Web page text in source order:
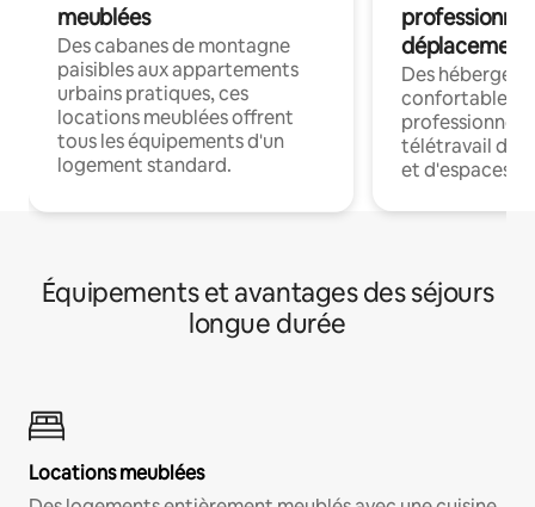
meublées
Des cabanes de montagne
paisibles aux appartements
urbains pratiques, ces
locations meublées offrent
tous les équipements d'un
logement standard.
déplacement
Des
confortables
professionnels
télétravail
et d'espaces
Équipements et avantages des séjours
longue durée
Locations meublées